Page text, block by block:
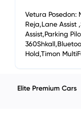
Vetura Posedon:
Reja,Lane Assist
Assist,Parking
Hold,Timon
Elite Premium Cars